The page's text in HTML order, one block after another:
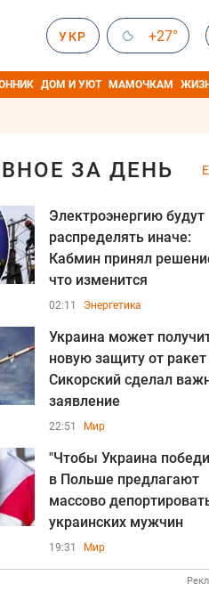
УКР +27°
ДОМ И УЮТ МАМОЧКАМ
ЗА ДЕНЬ
Электроэнергию будут
распределять иначе:
Кабмин принял
что изменится
02:11 Энергетика
Украина может
новую защиту от
Сикорский сделал
заявление
22:51 Мир
"Чтобы Украина
в Польше предлагают
массово
украинских мужчин
19:31 Мир